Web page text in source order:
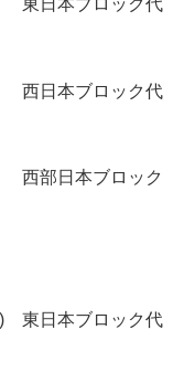
日本ブロック代
日本ブロック代
部日本ブロック
東日本ブロック代